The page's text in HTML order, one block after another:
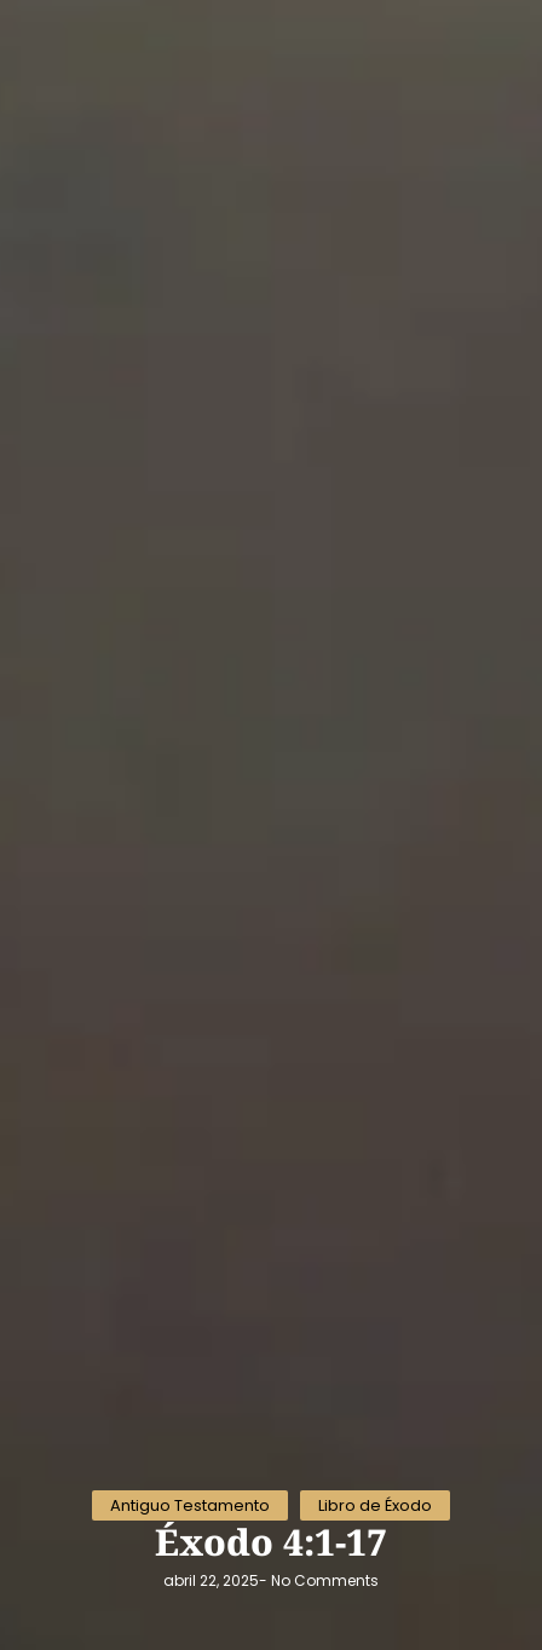
Antiguo Testamento Libro de Éxodo
Éxodo 4:1-17
abril 22, 2025- No Comments